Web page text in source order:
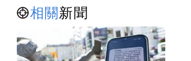
相關新聞